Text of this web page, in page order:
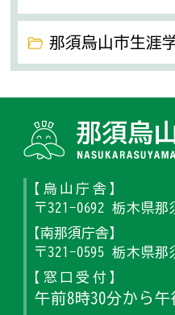
那須烏山市生涯
【烏山庁舎】
〒321-0692 栃木県那
【南那須庁舎】
〒321-0595 栃木県那
【窓口受付】
午前8時30分から午